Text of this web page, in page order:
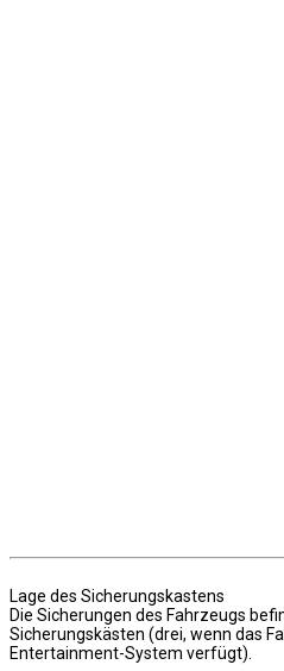
Lage des Sicherungskastens
Die Sicherungen des Fahrzeugs
Sicherungskästen (drei, wenn das
Entertainment-System verfügt).